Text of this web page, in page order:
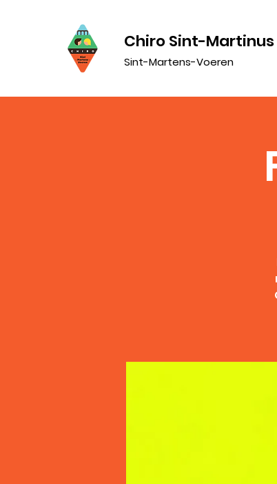
Chiro Sint-Martinus
Sint-Martens-Voeren